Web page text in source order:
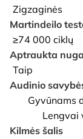
Zigzaginės
Martindeilo
≥74 000 ciklų
Aptraukta
Taip
Audinio
Gyvūnams
Lengvai
Kilmės šalis